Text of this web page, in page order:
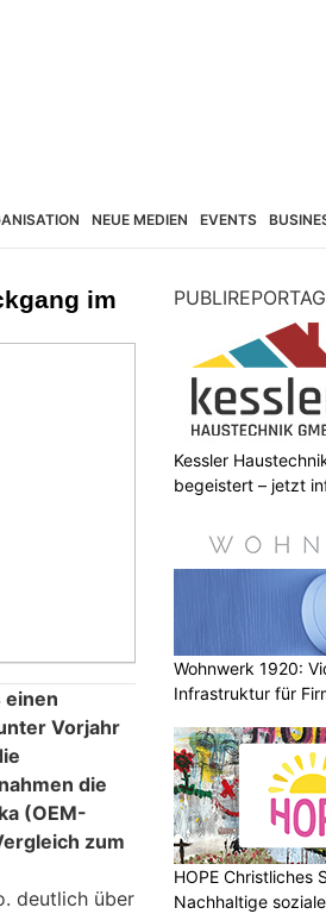
NEUE MEDIEN EVENTS
im
einen
Vorjahr
die
(OEM-
zum
deutlich über
Kessler
begeistert – jetzt
Wohnwerk 1920:
Infrastruktur für
HOPE Christliches
Nachhaltige